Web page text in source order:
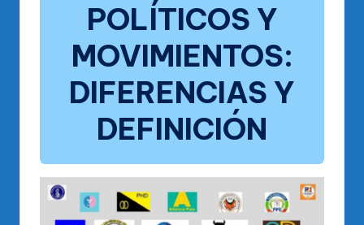
POLÍTICOS Y
MOVIMIENTOS:
DIFERENCIAS Y
DEFINICIÓN